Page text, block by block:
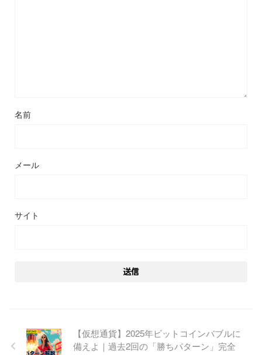
名前
メール
サイト
【仮想通貨】2025年ビットコインバブルに
備えよ｜過去2回の「勝ちパターン」完全